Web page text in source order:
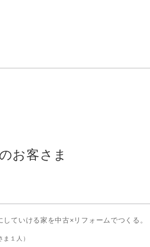
お客さま
していける家を中古×リフォームでつくる。
１人）